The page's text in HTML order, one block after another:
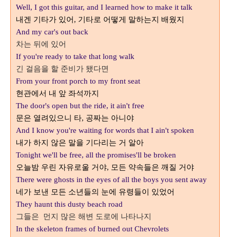
Well, I got this guitar, and I learned how to make it talk
내겐 기타가 있어, 기타로 어떻게 말하는지 배웠지
And my car's out back
차는 뒤에 있어
If you're ready to take that long walk
긴 걸음을 할 준비가 됐다면
From your front porch to my front seat
현관에서 내 앞 좌석까지
The door's open but the ride, it ain't free
문은 열려있으니 타, 공짜는 아니야
And I know you're waiting for words that I ain't spoken
내가 하지 않은 말을 기다리는 거 알아
Tonight we'll be free, all the promises'll be broken
오늘밤 우린 자유로울 거야, 모든 약속들은 깨질 거야
There were ghosts in the eyes of all the boys you sent away
네가 보낸 모든 소년들의 눈에 유령들이 있었어
They haunt this dusty beach road
그들은 먼지 많은 해변 도로에 나타나지
In the skeleton frames of burned out Chevrolets